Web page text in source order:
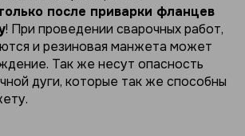
после приварки фланцев
! При проведении сварочных работ,
и резиновая манжета может
Так же несут опасность
дуги, которые так же способны